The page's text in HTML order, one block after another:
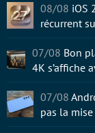
08/08 iOS
récurrent
07/08 Bon
4K s’affiche
07/08
pas la